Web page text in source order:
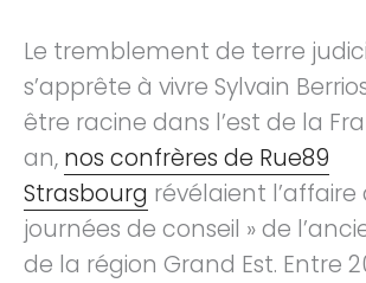
Le tremblement de terre
s’apprête à vivre Sylvain
être racine dans l’est de la
an, nos confrères de Rue89
Strasbourg révélaient l’affaire
journées de conseil » de
de la région Grand Est. Entre